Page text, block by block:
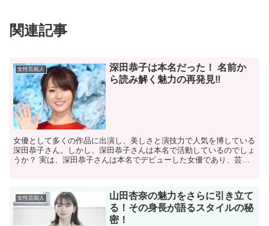
関連記事
女性芸能人
深田恭子は本名だった！ 名前か
ら読み解く魅力の再発見‼
女優として多くの作品に出演し、美しさと演技力で人気を博している
深田恭子さん。しかし、深田恭子さんは本名で活動しているのでしょ
うか？ 実は、深田恭子さんは本名でデビューした女優であり、芸名
女性芸能人
山田杏奈の魅力をさらに引き立て
る！その身長が語るスタイルの秘
密！